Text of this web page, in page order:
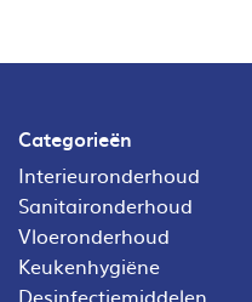
Categorieën
Interieuronderhoud
Sanitaironderhoud
Vloeronderhoud
Keukenhygiëne
Desinfectiemiddelen